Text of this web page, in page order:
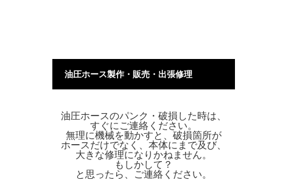
油圧ホース製作・販売・出張修理
油圧ホースのパンク・破損した時は、
すぐにご連絡ください。
無理に機械を動かすと、破損箇所が
ホースだけでなく、本体にまで及び、
大きな修理になりかねません。
もしかして？
と思ったら、ご連絡ください。